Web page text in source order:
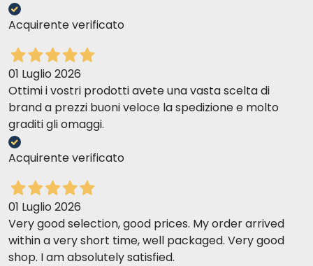
Acquirente verificato
01 Luglio 2026
Ottimi i vostri prodotti avete una vasta scelta di
brand a prezzi buoni veloce la spedizione e molto
graditi gli omaggi.
Acquirente verificato
01 Luglio 2026
Very good selection, good prices. My order arrived
within a very short time, well packaged. Very good
shop. I am absolutely satisfied.